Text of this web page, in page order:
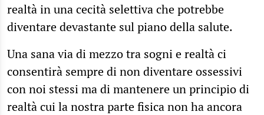
realtà in una cecità selettiva che potrebbe
diventare devastante sul piano della salute.
Una sana via di mezzo tra sogni e realtà ci
consentirà sempre di non diventare ossessivi
con noi stessi ma di mantenere un principio di
realtà cui la nostra parte fisica non ha ancora